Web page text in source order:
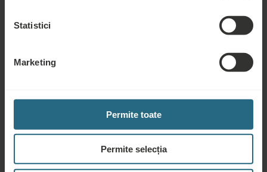
Statistici
Marketing
Permite toate
Permite selecția
Pilates, step aerobic, mers nordic
Întrebări